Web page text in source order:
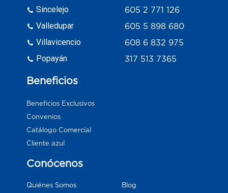
Sincelejo
Valledupar
Villavicencio
Popayán
605 2 771 126
605 5 898 680
608 6 832 975
317 513 7365
Beneficios
Beneficios Exclusivos
Convenios
Catálogo Comercial
Cliente azul
Conócenos
Quiénes Somos
Blog